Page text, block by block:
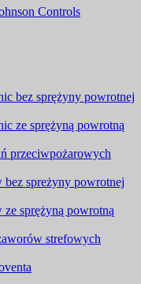
Controls
bez sprężyny powrotnej
ze sprężyną powrotną
przeciwpożarowych
spreżyny powrotnej
sprężyną powrotną
strefowych